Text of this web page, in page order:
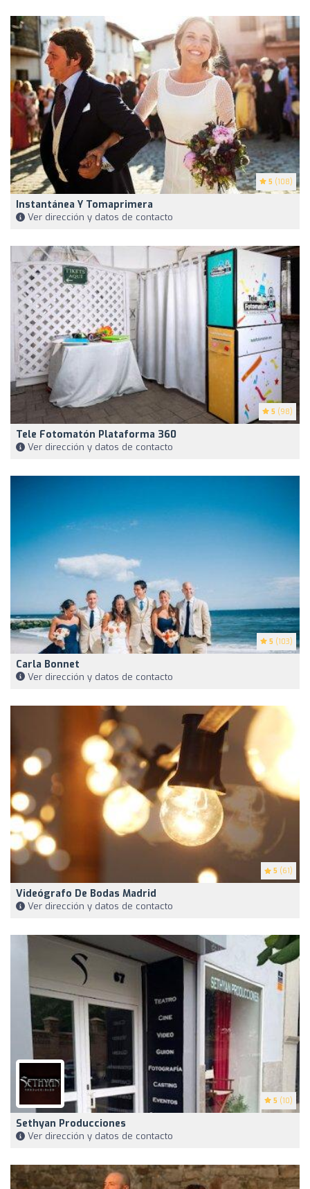
5 (108)
Instantánea Y Tomaprimera
Ver dirección y datos de contacto
5 (98)
Tele Fotomatón Plataforma 360
Ver dirección y datos de contacto
5 (103)
Carla Bonnet
Ver dirección y datos de contacto
5 (61)
Videógrafo De Bodas Madrid
Ver dirección y datos de contacto
5 (10)
Sethyan Producciones
Ver dirección y datos de contacto